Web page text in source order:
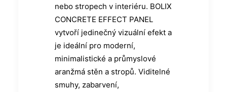
nebo stropech v interiéru. BOLIX
CONCRETE EFFECT PANEL
vytvoří jedinečný vizuální efekt a
je ideální pro moderní,
minimalistické a průmyslové
aranžmá stěn a stropů. Viditelné
smuhy, zabarvení,